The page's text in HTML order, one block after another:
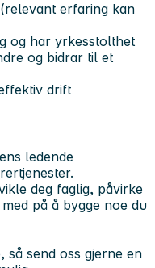
erfaring kan
og har yrkesstolthet
og bidrar til et
drift
ledende
deg faglig, påvirke
på å bygge noe du
send oss gjerne en